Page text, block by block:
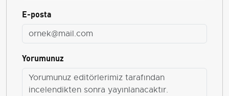
E-posta
Yorumunuz